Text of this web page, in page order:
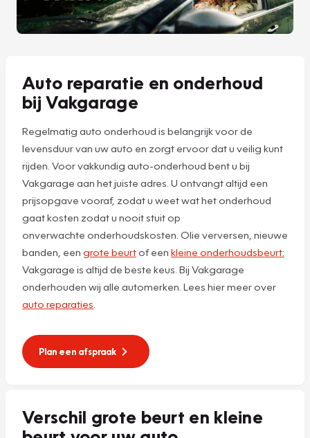
Auto reparatie en onderhoud
bij Vakgarage
Regelmatig auto onderhoud is belangrijk voor de
levensduur van uw auto en zorgt ervoor dat u veilig kunt
rijden. Voor vakkundig auto-onderhoud bent u bij
Vakgarage aan het juiste adres. U ontvangt altijd een
prijsopgave vooraf, zodat u weet wat het onderhoud
gaat kosten zodat u nooit stuit op
onverwachte onderhoudskosten. Olie verversen, nieuwe
banden, een grote beurtof een kleine onderhoudsbeurt:
Vakgarage is altijd de beste keus. Bij Vakgarage
onderhouden wij alle automerken. Lees hier meer over
auto reparaties
Plan een afspraak
Verschil grote beurt en kleine